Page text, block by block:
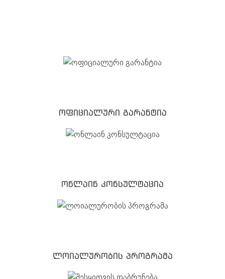
ოფიციალური გარანტია
ონლაინ კონსულტაცია
ლოიალურობის პროგრამა